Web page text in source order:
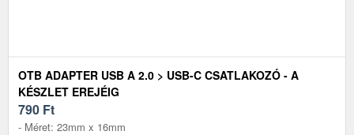
OTB ADAPTER USB A 2.0 > USB-C CSATLAKOZÓ - A
KÉSZLET EREJÉIG
790 Ft
- Méret: 23mm x 16mm